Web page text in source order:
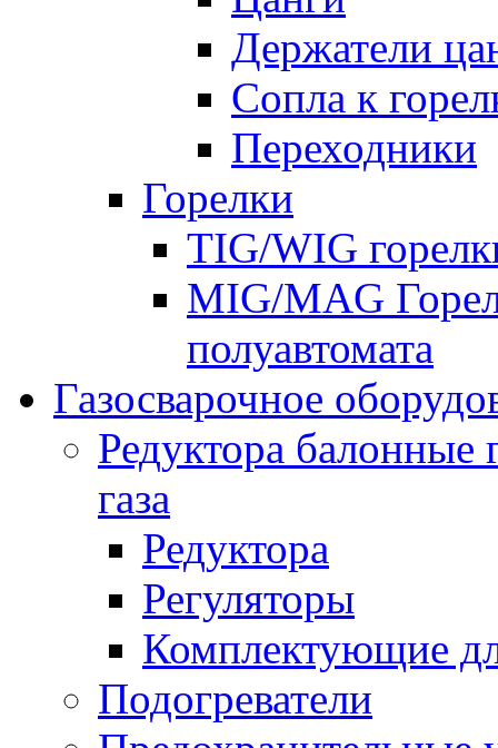
Держатели
Сопла к
Переходники
Горелки
TIG/WIG
MIG/MAG
полуавтомата
Газосварочное
Редуктора балонные
газа
Редуктора
Регуляторы
Комплектующие
Подогреватели